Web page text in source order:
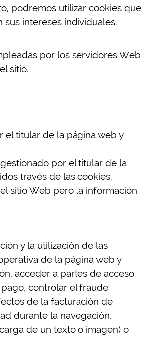
podremos utilizar cookies que
intereses individuales.
por los servidores Web
sitio.
el titular de la página web y
por el titular de la
través de las cookies.
sitio Web pero la información
y la utilización de las
de la página web y
acceder a partes de acceso
controlar el fraude
de la facturación de
durante la navegación,
de un texto o imagen) o